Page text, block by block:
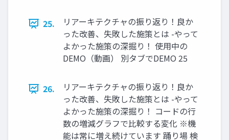
25.
リアーキテクチャの振り返り！良か
った改善、失敗した施策とは -やって
よかった施策の深掘り！ 使用中の
DEMO（動画） 別タブでDEMO 25
26.
リアーキテクチャの振り返り！良か
った改善、失敗した施策とは -やって
よかった施策の深掘り！ コードの行
数の増減グラフで比較する変化 ※機
能は常に増え続けています 踊り場 検